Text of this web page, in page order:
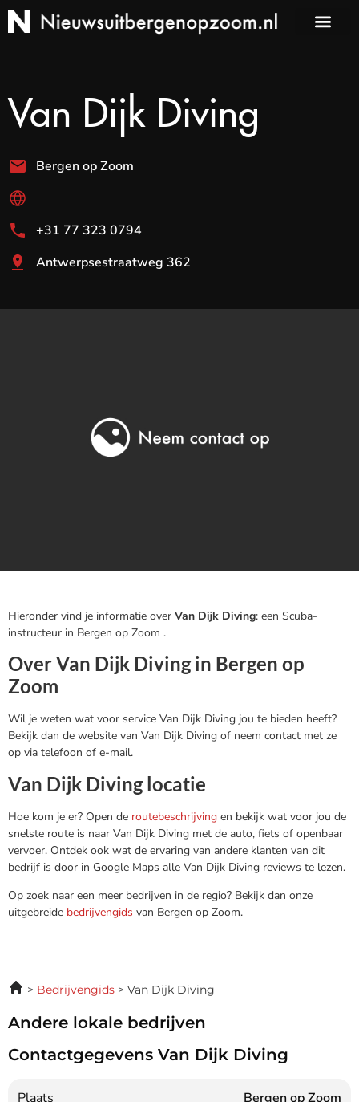
Van Dijk Diving
Bergen op Zoom
+31 77 323 0794
Antwerpsestraatweg 362
Hieronder vind je informatie over Van Dijk Diving: een Scuba-
instructeur in Bergen op Zoom .
Over Van Dijk Diving in Bergen op
Zoom
Wil je weten wat voor service Van Dijk Diving jou te bieden heeft?
Bekijk dan de website van Van Dijk Diving of neem contact met ze
op via telefoon of e-mail.
Van Dijk Diving locatie
Hoe kom je er? Open de routebeschrijving en bekijk wat voor jou de
snelste route is naar Van Dijk Diving met de auto, fiets of openbaar
vervoer. Ontdek ook wat de ervaring van andere klanten van dit
bedrijf is door in Google Maps alle Van Dijk Diving reviews te lezen.
Op zoek naar een meer bedrijven in de regio? Bekijk dan onze
uitgebreide bedrijvengids van Bergen op Zoom.
Bedrijvengids Van Dijk Diving
Andere lokale bedrijven
Contactgegevens Van Dijk Diving
Plaats Bergen op Zoom